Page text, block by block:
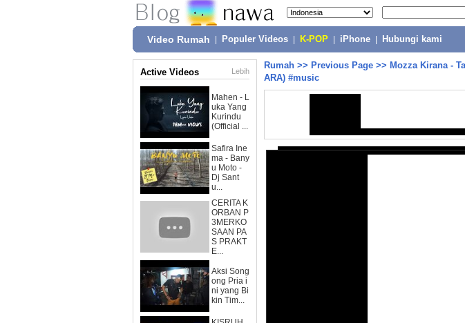
Video Rumah Populer Videos K-POP iPhone Hubungi kami
Active Videos Lebih
Mahen - L
uka Yang
Kurindu
(Official ...
Safira Ine
ma - Bany
u Moto -
Dj Sant
u...
CERITA K
ORBAN P
3MERKO
SAAN PA
S PRAKT
E...
Aksi Song
ong Pria i
ni yang Bi
kin Tim...
Rumah >> Previous Page >> Mozza Kirana -
ARA) #music